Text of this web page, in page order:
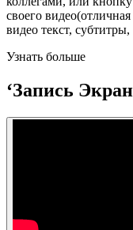
своего
видео текст,
Узнать больше
‘Запись